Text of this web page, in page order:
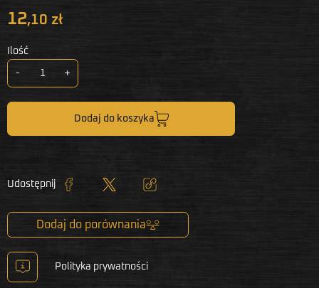
12,10 zł
Ilość
- +
Dodaj do koszyka
Udostępnij
Dodaj do porównania
Polityka prywatności